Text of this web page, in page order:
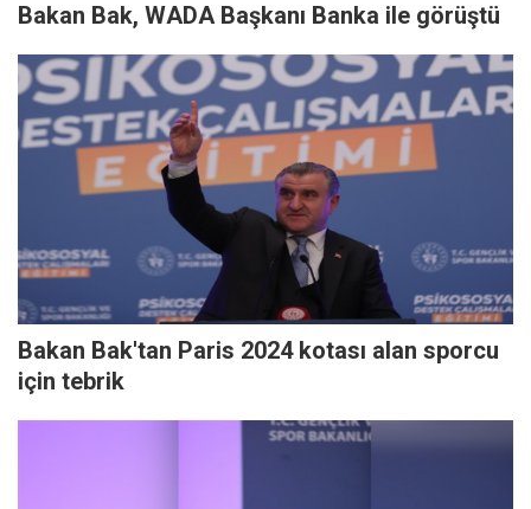
Bakan Bak, WADA Başkanı Banka ile görüştü
Bakan Bak'tan Paris 2024 kotası alan sporcu
için tebrik